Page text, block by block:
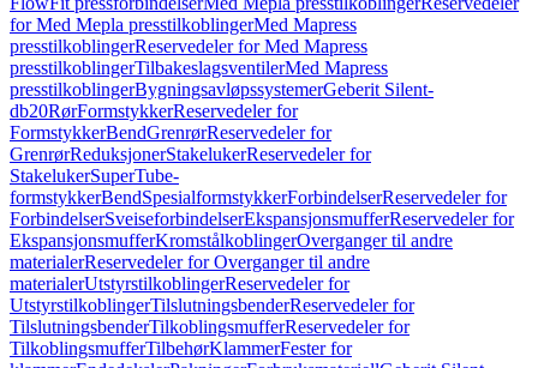
for Med Mepla presstilkoblingerMed Mapress
presstilkoblingerReservedeler for Med Mapress
presstilkoblingerTilbakeslagsventilerMed Mapress
presstilkoblingerBygningsavløpssystemerGeberit Silent-
db20RørFormstykkerReservedeler for
FormstykkerBendGrenrørReservedeler for
GrenrørReduksjonerStakelukerReservedeler for
StakelukerSuperTube-
formstykkerBendSpesialformstykkerForbindelserReservedeler for
ForbindelserSveiseforbindelserEkspansjonsmufferReservedeler for
EkspansjonsmufferKromstålkoblingerOverganger til andre
materialerReservedeler for Overganger til andre
materialerUtstyrstilkoblingerReservedeler for
UtstyrstilkoblingerTilslutningsbenderReservedeler for
TilslutningsbenderTilkoblingsmufferReservedeler for
TilkoblingsmufferTilbehørKlammerFester for